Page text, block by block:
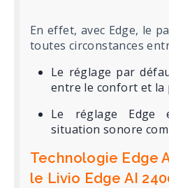
En effet, avec Edge, le
toutes circonstances
Le réglage par
entre le confort et la
Le réglage
situation sonore
Technologie Edge
le Livio Edge AI